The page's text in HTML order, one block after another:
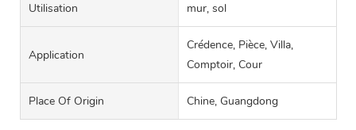
Utilisation mur, sol
Application
Crédence, Pièce, Villa,
Comptoir, Cour
Place Of Origin Chine, Guangdong